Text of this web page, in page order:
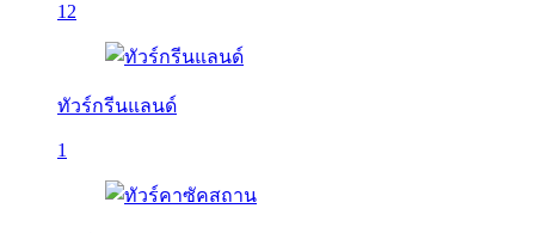
12
ทัวร์กรีนแลนด์
1